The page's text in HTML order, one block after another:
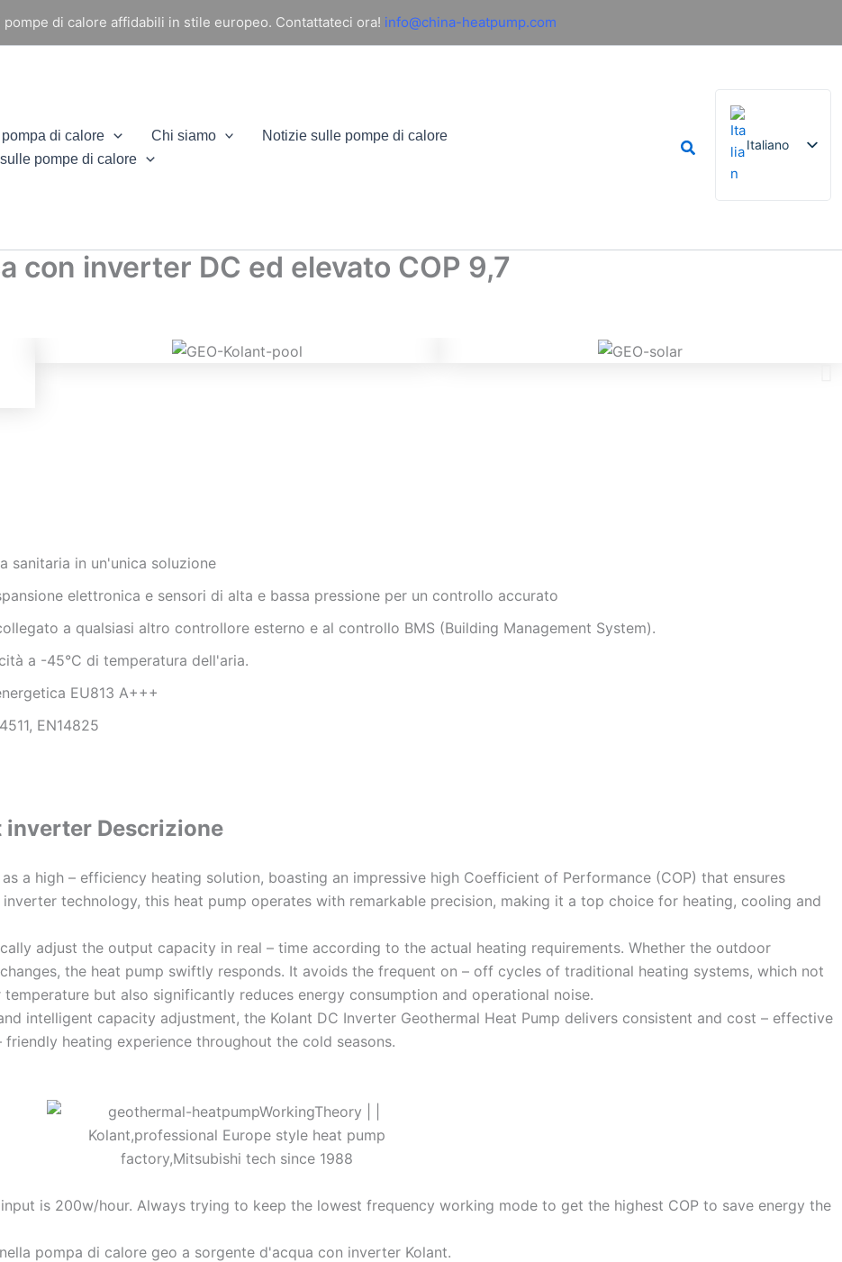
di calore affidabili in stile europeo. Contattateci ora! info@china-heatpump.com
di calore Chi siamo
Notizie sulle pompe di calore
pompe di calore
Cerca Italiano
English
con inverter DC ed elevato COP 9,7
sanitaria in un'unica soluzione
elettronica e sensori di alta e bassa pressione per un controllo accurato
a qualsiasi altro controllore esterno e al controllo BMS (Building Management System).
a -45°C di temperatura dell'aria.
EU813 A+++
EN14825
inverter Descrizione
a high – efficiency heating solution, boasting an impressive high Coefficient of Performance (COP) that ensures
technology, this heat pump operates with remarkable precision, making it a top choice for heating, cooling and
adjust the output capacity in real – time according to the actual heating requirements. Whether the outdoor
the heat pump swiftly responds. It avoids the frequent on – off cycles of traditional heating systems, which not
but also significantly reduces energy consumption and operational noise.​
intelligent capacity adjustment, the Kolant DC Inverter Geothermal Heat Pump delivers consistent and cost – effective
heating experience throughout the cold seasons.
is 200w/hour. Always trying to keep the lowest frequency working mode to get the highest COP to save energy the
pompa di calore geo a sorgente d'acqua con inverter Kolant.